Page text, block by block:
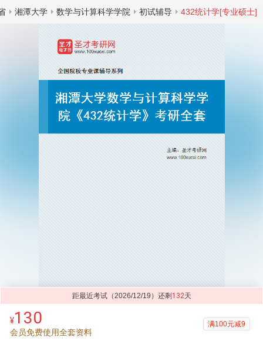
湘潭大学 数学与计算科学学院 初试辅导 432统计学[专业硕士]
距最近考试（2026/12/19）还剩 132天
¥130
会员免费使用全套资料
满100元减9